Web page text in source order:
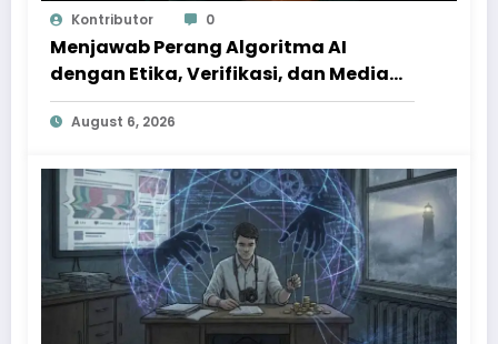
Kontributor 0
Menjawab Perang Algoritma AI
dengan Etika, Verifikasi, dan Media
Tepercaya
August 6, 2026